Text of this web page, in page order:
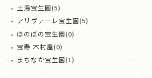
土湯宝生園(5)
アリヴァーレ宝生園(5)
ほのぼの宝生園(0)
宝寿 木村屋(0)
まちなか宝生園(1)